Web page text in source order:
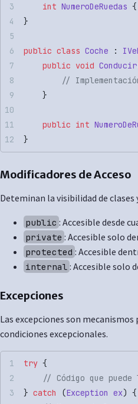
    int
NumeroDeRuedas {
}
public class Coche :
    public
void Conducir
//
    }
    public
int
}
Modificadores de Acceso
Deteminan la visibilidad de clases
public : Accesible desde
private : Accesible solo
protected : Accesible
internal : Accesible solo
Excepciones
Las excepciones son
condiciones excepcionales.
try {
// Código que puede
} catch (Exception ex) {